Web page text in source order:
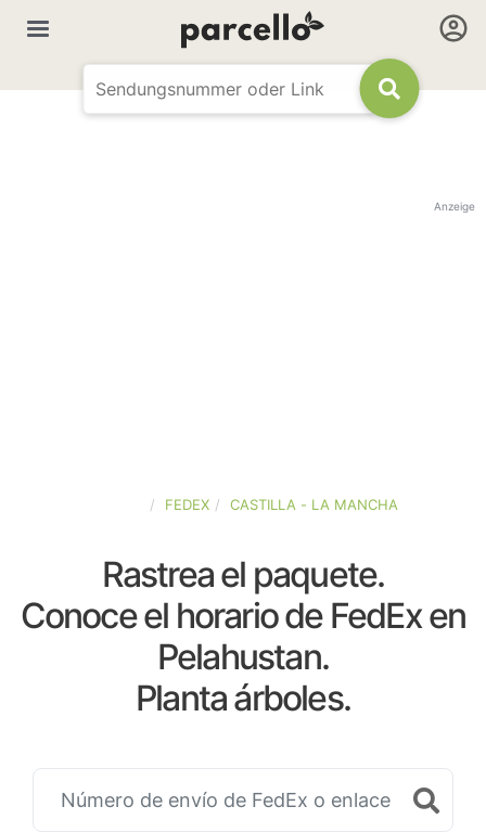
Anzeige
FEDEX CASTILLA - LA MANCHA
Rastrea el paquete.
Conoce el horario de FedEx en
Pelahustan.
Planta árboles.